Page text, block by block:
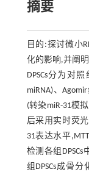
摘要
目的:探讨微小
化的影响,并阐
DPSCs分为对
miRNA)、
(转染miR-31模
后采用实时荧光
31表达水平
检测各组
组DPSCs成骨分